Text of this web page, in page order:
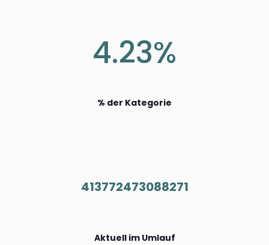
4.23%
% der Kategorie
413772473088271
Aktuell im Umlauf